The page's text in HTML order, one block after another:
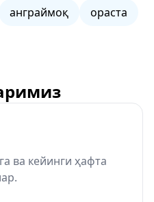
анграймоқ
ораста
ва кейинги ҳафта